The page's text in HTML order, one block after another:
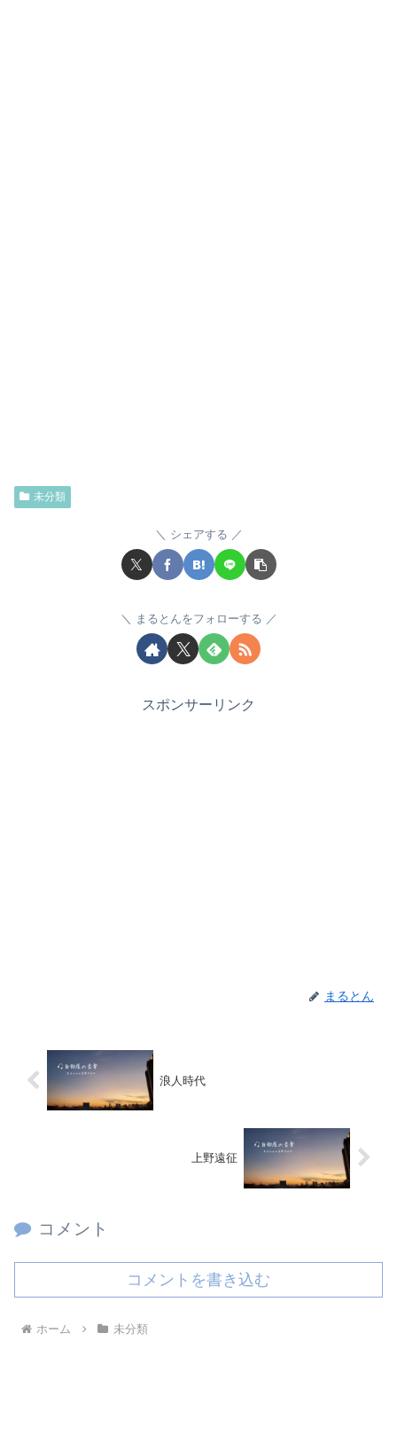
未分類
シェアする
まるとんをフォローする
スポンサーリンク
まるとん
浪人時代
上野遠征
コメント
コメントを書き込む
ホーム 未分類